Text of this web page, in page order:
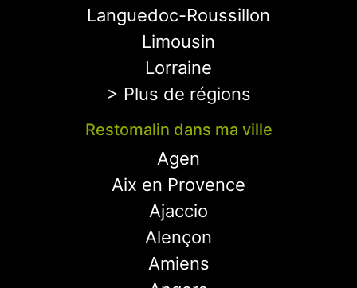
Languedoc-Roussillon
Limousin
Lorraine
> Plus de régions
Restomalin dans ma ville
Agen
Aix en Provence
Ajaccio
Alençon
Amiens